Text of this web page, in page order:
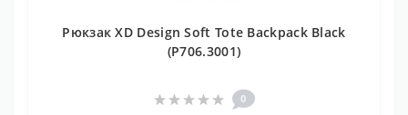
Рюкзак XD Design Soft Tote Backpack Black
(P706.3001)
0